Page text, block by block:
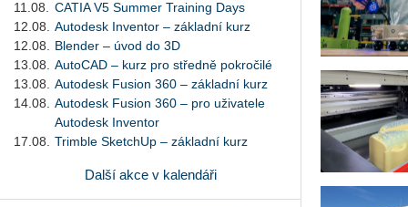
11.08.
CATIA V5 Summer Training Days
12.08.
Autodesk Inventor – základní kurz
12.08.
Blender – úvod do 3D
13.08.
AutoCAD – kurz pro středně pokročilé
13.08.
Autodesk Fusion 360 – základní kurz
14.08.
Autodesk Fusion 360 – pro uživatele
Autodesk Inventor
17.08.
Trimble SketchUp – základní kurz
Další akce v kalendáři